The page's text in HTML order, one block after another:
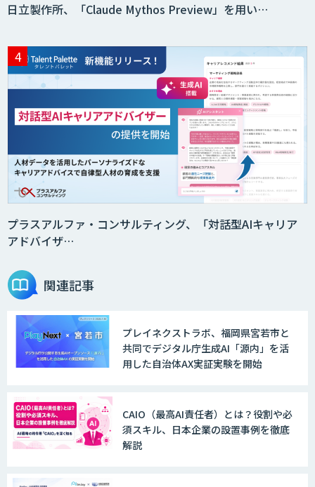
Preferred Networks Visual Inspection
サテライトAI
音声・画像・動画データセット販売・収
法人向けAIドライブレコーダー「ナウ
物流チェッカー
AI 受託開発・導入支援
日立製作所、「Claude Mythos Preview」を用い…
プラスアルファ・コンサルティング、「対話型AIキャリア
アドバイザ…
関連記事
プレイネクストラボ、福岡県宮若市と
共同でデジタル庁生成AI「源内」を活
用した自治体AX実証実験を開始
CAIO（最高AI責任者）とは？役割や必
須スキル、日本企業の設置事例を徹底
解説